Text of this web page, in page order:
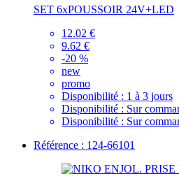
SET 6xPOUSSOIR 24V+LED
12.02 €
9.62 €
-20 %
new
promo
Disponibilité : 1 à 3 jours
Disponibilité : Sur
Disponibilité : Sur
Référence : 124-66101